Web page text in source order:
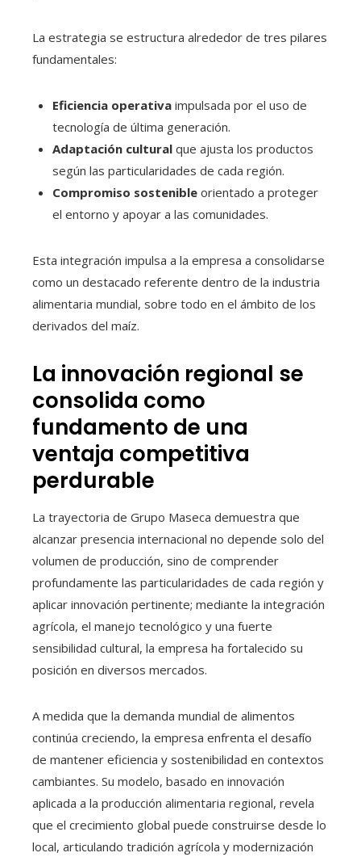
La estrategia se estructura alrededor de tres pilares
fundamentales:
Eficiencia operativa impulsada por el uso de
tecnología de última generación.
Adaptación cultural que ajusta los productos
según las particularidades de cada región.
Compromiso sostenible orientado a proteger
el entorno y apoyar a las comunidades.
Esta integración impulsa a la empresa a consolidarse
como un destacado referente dentro de la industria
alimentaria mundial, sobre todo en el ámbito de los
derivados del maíz.
La innovación regional se
consolida como
fundamento de una
ventaja competitiva
perdurable
La trayectoria de Grupo Maseca demuestra que
alcanzar presencia internacional no depende solo del
volumen de producción, sino de comprender
profundamente las particularidades de cada región y
aplicar innovación pertinente; mediante la integración
agrícola, el manejo tecnológico y una fuerte
sensibilidad cultural, la empresa ha fortalecido su
posición en diversos mercados.
A medida que la demanda mundial de alimentos
continúa creciendo, la empresa enfrenta el desafío
de mantener eficiencia y sostenibilidad en contextos
cambiantes. Su modelo, basado en innovación
aplicada a la producción alimentaria regional, revela
que el crecimiento global puede construirse desde lo
local, articulando tradición agrícola y modernización